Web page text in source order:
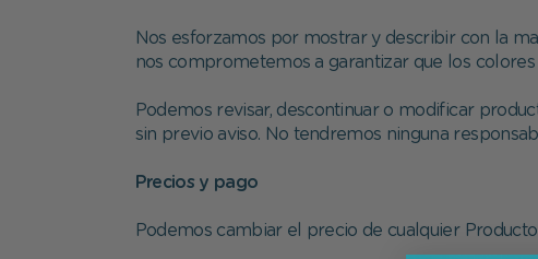
Nos esforzamos por mostrar y describir con la
nos comprometemos a garantizar que los
Podemos revisar, descontinuar o modificar
sin previo aviso. No tendremos ninguna
Precios y pago
Podemos cambiar el precio de cualquier